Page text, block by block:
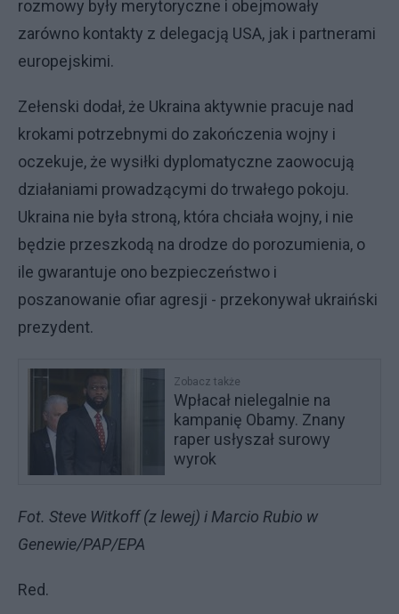
rozmowy były merytoryczne i obejmowały
zarówno kontakty z delegacją USA, jak i partnerami
europejskimi.
Zełenski dodał, że Ukraina aktywnie pracuje nad
krokami potrzebnymi do zakończenia wojny i
oczekuje, że wysiłki dyplomatyczne zaowocują
działaniami prowadzącymi do trwałego pokoju.
Ukraina nie była stroną, która chciała wojny, i nie
będzie przeszkodą na drodze do porozumienia, o
ile gwarantuje ono bezpieczeństwo i
poszanowanie ofiar agresji - przekonywał ukraiński
prezydent.
Zobacz także
Wpłacał nielegalnie na
kampanię Obamy. Znany
raper usłyszał surowy
wyrok
Fot. Steve Witkoff (z lewej) i Marcio Rubio w
Genewie/PAP/EPA
Red.